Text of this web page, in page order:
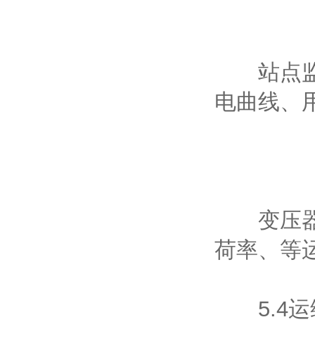
站点监
电曲线、
变压器
荷率、等
5.4运